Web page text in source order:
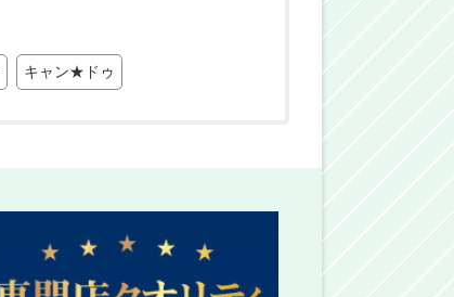
キャン★ドゥ